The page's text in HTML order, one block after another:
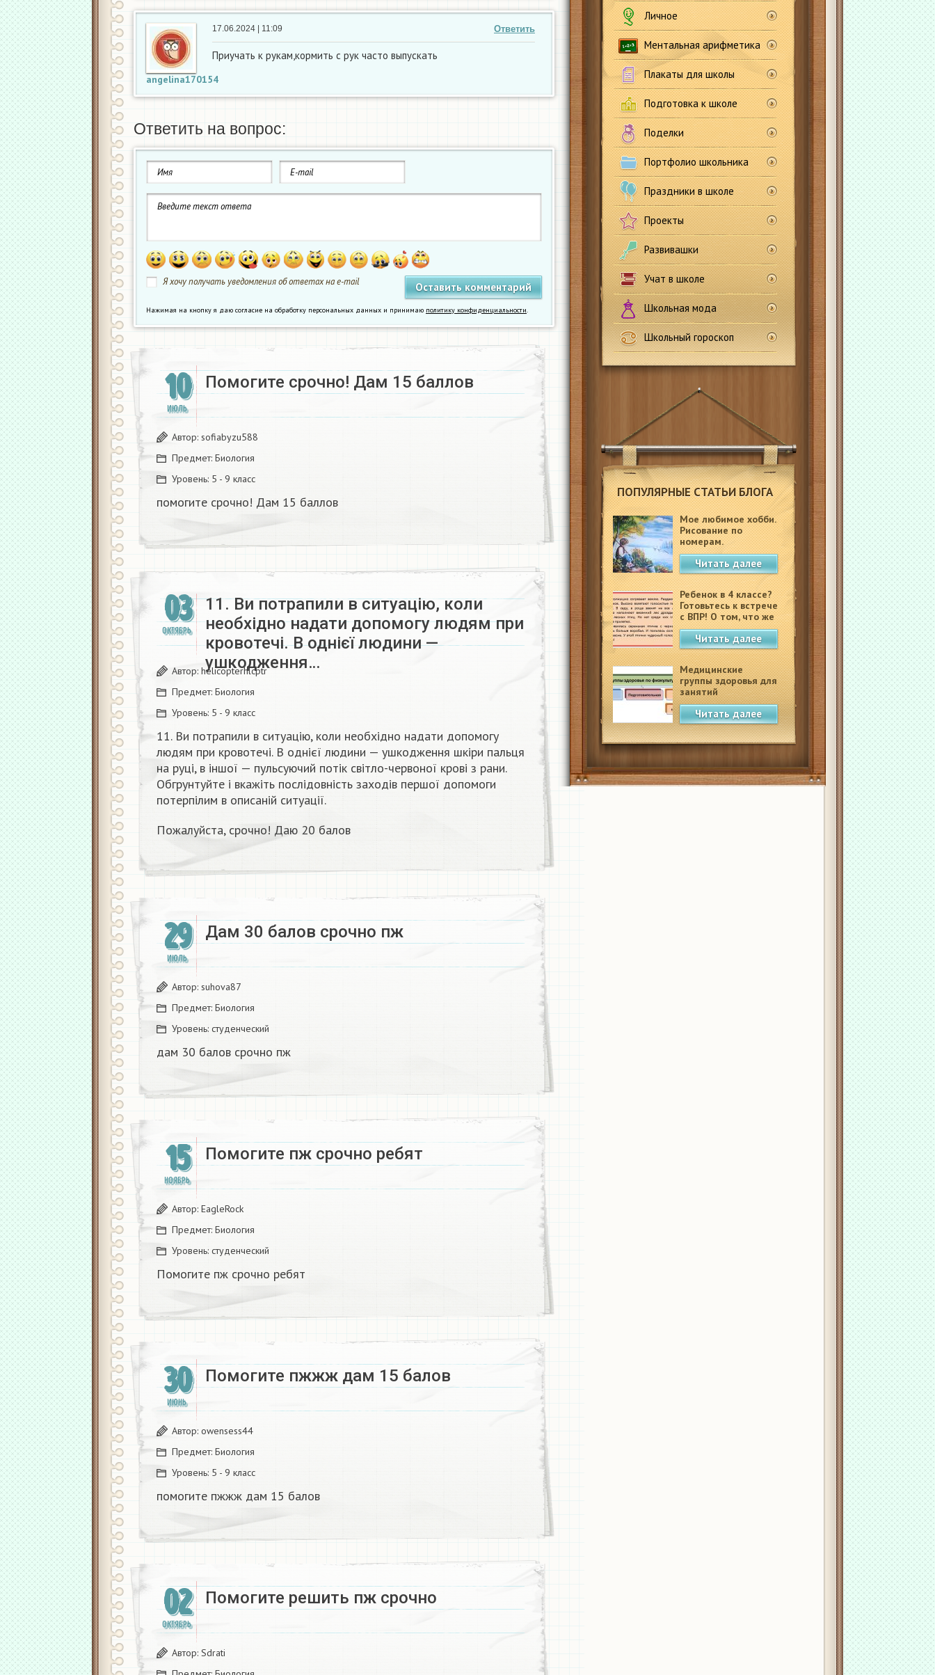
Личное
Ментальная арифметика
Плакаты для школы
Подготовка к школе
Поделки
Портфолио школьника
Праздники в школе
Проекты
Развивашки
Учат в школе
Школьная мода
Школьный гороскоп
ПОПУЛЯРНЫЕ СТАТЬИ БЛОГА
Мое любимое хобби.
Рисование по
номерам.
Читать далее
Ребенок в 4 классе?
Готовьтесь к встрече
с ВПР! О том, что же
это такое.
Читать далее
Медицинские
группы здоровья для
занятий
физкультурой в
школеЧитать далее
angelina170154
Ответить
17.06.2024 | 11:09
Приучать к рукам,кормить с рук часто выпускать
Ответить на вопрос:
Я хочу получать уведомления об ответах на e-mail
Нажимая на кнопку я даю согласие на обработку персональных данных и принимаю политику конфиденциальности.
10
ИЮЛЬ
Помогите срочно! Дам 15 баллов​
Автор: sofiabyzu588
Предмет: Биология
Уровень: 5 - 9 класс
помогите срочно! Дам 15 баллов​
03
ОКТЯБРЬ
11. Ви потрапили в ситуацію, коли
необхідно надати допомогу людям при
кровотечі. В однієї людини —
ушкодження…
Автор: helicopterhlcptr
Предмет: Биология
Уровень: 5 - 9 класс
11. Ви потрапили в ситуацію, коли необхідно надати допомогу
людям при кровотечі. В однієї людини — ушкодження шкіри пальця
на руці, в іншої — пульсуючий потік світло-червоної крові з рани.
Обгрунтуйте і вкажіть послідовність заходів першої допомоги
потерпілим в описаній ситуації.
Пожалуйста, срочно! Даю 20 балов
29
ИЮЛЬ
Дам 30 балов срочно пж​
Автор: suhova87
Предмет: Биология
Уровень: студенческий
дам 30 балов срочно пж​
15
НОЯБРЬ
Помогите пж срочно ребят
Автор: EagleRock
Предмет: Биология
Уровень: студенческий
Помогите пж срочно ребят
30
ИЮНЬ
Помогите пжжж дам 15 балов
Автор: owensess44
Предмет: Биология
Уровень: 5 - 9 класс
помогите пжжж дам 15 балов
02
ОКТЯБРЬ
Помогите решить пж срочно​
Автор: Sdrati